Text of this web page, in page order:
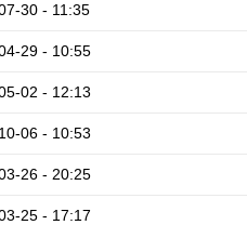
30 - 11:35
29 - 10:55
02 - 12:13
06 - 10:53
26 - 20:25
25 - 17:17